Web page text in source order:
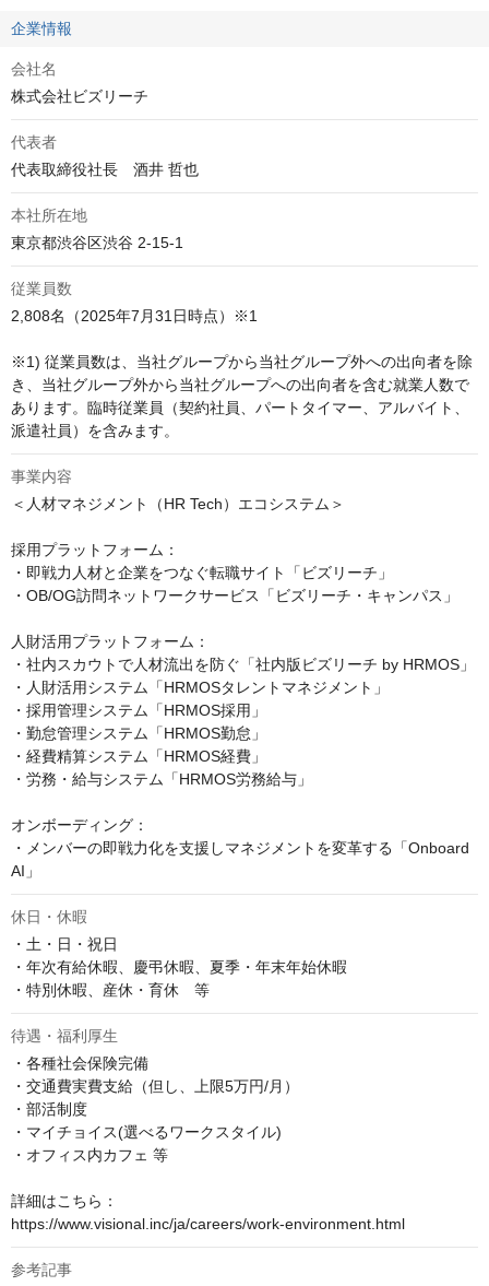
企業情報
会社名
株式会社ビズリーチ
代表者
代表取締役社長　酒井 哲也
本社所在地
東京都渋谷区渋谷 2-15-1
従業員数
2,808名（2025年7月31日時点）※1
※1) 従業員数は、当社グループから当社グループ外への出向者を除
き、当社グループ外から当社グループへの出向者を含む就業人数で
あります。臨時従業員（契約社員、パートタイマー、アルバイト、
派遣社員）を含みます。
事業内容
＜人材マネジメント（HR Tech）エコシステム＞
採用プラットフォーム：
・即戦力人材と企業をつなぐ転職サイト「ビズリーチ」
・OB/OG訪問ネットワークサービス「ビズリーチ・キャンパス」
人財活用プラットフォーム：
・社内スカウトで人材流出を防ぐ「社内版ビズリーチ by HRMOS」
・人財活用システム「HRMOSタレントマネジメント」
・採用管理システム「HRMOS採用」
・勤怠管理システム「HRMOS勤怠」
・経費精算システム「HRMOS経費」
・労務・給与システム「HRMOS労務給与」
オンボーディング：
・メンバーの即戦力化を支援しマネジメントを変革する「Onboard
AI」
休日・休暇
・土・日・祝日
・年次有給休暇、慶弔休暇、夏季・年末年始休暇
・特別休暇、産休・育休　等
待遇・福利厚生
・各種社会保険完備
・交通費実費支給（但し、上限5万円/月）
・部活制度
・マイチョイス(選べるワークスタイル)
・オフィス内カフェ 等
詳細はこちら：
https://www.visional.inc/ja/careers/work-environment.html
参考記事